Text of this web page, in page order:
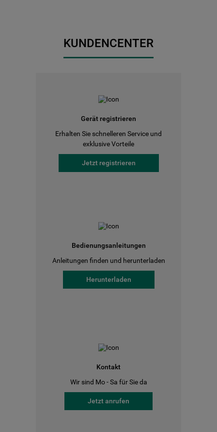
KUNDENCENTER
Gerät registrieren
Erhalten Sie schnelleren Service und
exklusive Vorteile
Jetzt registrieren
Bedienungsanleitungen
Anleitungen finden und herunterladen
Herunterladen
Kontakt
Wir sind Mo - Sa für Sie da
Jetzt anrufen